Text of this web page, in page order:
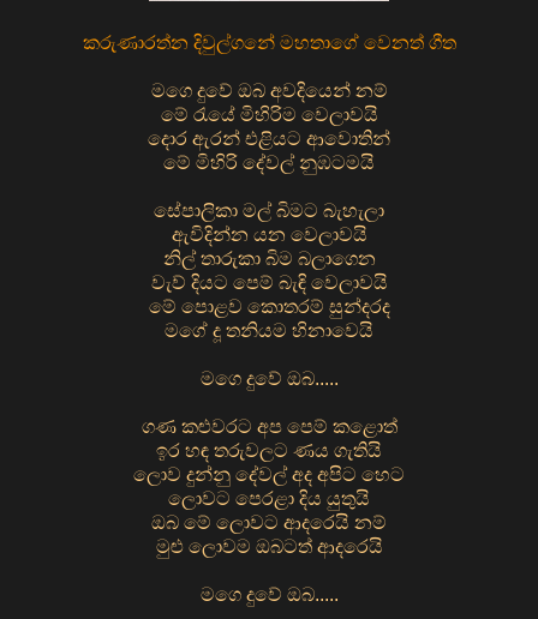
කරුණාරත්න දිවුල්ගනේ මහතාගේ වෙනත් ගීත
මගෙ දුවේ ඔබ අවදියෙන් නම්
මේ රැයේ මිහිරිම වෙලාවයි
දොර ඇරන් එළියට ආවොතින්
මේ මිහිරි දේවල් නුඹටමයි
සේපාලිකා මල් බිමට බැහැලා
ඇවිදින්න යන වෙලාවයි
නිල් තාරුකා බිම බලාගෙන
වැව් දියට පෙම් බැඳි වෙලාවයි
මේ පොළව කොතරම් සුන්දරද
මගේ දූ තනියම හිනාවෙයි
මගෙ දුවේ ඔබ.....
ගණ කළුවරට අප පෙම් කළොත්
ඉර හඳ තරුවලට ණය ගැතියි
ලොව දුන්නු දේවල් අද අපිට හෙට
ලොවට පෙරළා දිය යුතුයි
ඔබ මේ ලොවට ආදරෙයි නම්
මුළු ලොවම ඔබටත් ආදරෙයි
මගෙ දුවේ ඔබ.....